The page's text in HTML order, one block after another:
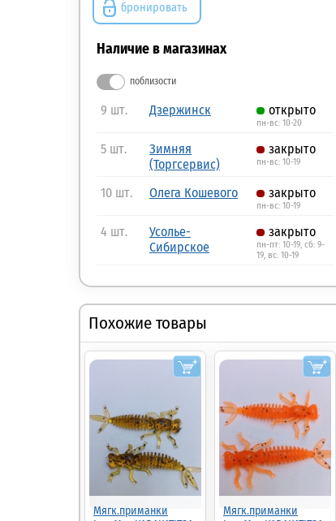
бронировать
Наличие в магазинах
поблизости
9 шт. Дзержинск открыто
пн-вс: 10-20
5 шт.
Зимняя
(Торгсервис)
закрыто
пн-вс: 10-19
10 шт. Олега Кошевого закрыто
пн-вс: 10-19
4 шт.
Усолье-
Сибирское
закрыто
пн-пт: 10-19, сб: 9-
19, вс: 10-19
Похожие товары
Мягк.приманки
Мягк.приманки